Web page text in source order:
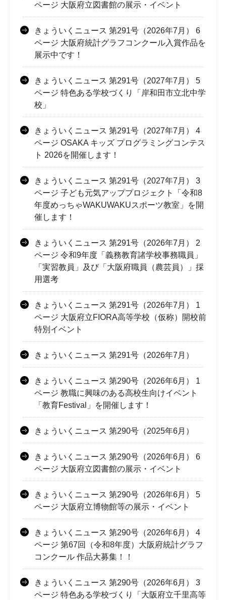
ページ 大阪府立図書館の展示・イベント
きょういくニュース 第291号（2026年7月） 6
ページ 大阪府統計グラフコンクール入賞作品を
展示中です！
きょういくニュース 第291号（2027年7月） 5
ページ 特色ある学校づくり「岸和田市立北中学
校」
きょういくニュース 第291号（2027年7月） 4
ページ OSAKA キッズ プログラミングコンテス
ト 2026を開催します！
きょういくニュース 第291号（2027年7月） 3
ページ 子ども元気アッププロジェクト「令和8
年度めっちゃWAKUWAKUスポーツ教室」を開
催します！
きょういくニュース 第291号（2026年7月） 2
ページ 令和9年度「義務教育諸学校事務職員」
「実習教員」及び「大阪府職員（農芸員）」採
用選考
きょういくニュース 第291号（2026年7月） 1
ページ 大阪府立FIORA高等学校（仮称）開校前
特別イベント
きょういくニュース 第291号（2026年7月）
きょういくニュース 第290号（2026年6月） 1
ページ 教職に興味のある高校生向けイベント
「教育Festival」を開催します！
きょういくニュース 第290号（2025年6月）
きょういくニュース 第290号（2026年6月） 6
ページ 大阪府立図書館の展示・イベント
きょういくニュース 第290号（2026年6月） 5
ページ 大阪府立博物館等の展示・イベント
きょういくニュース 第290号（2026年6月） 4
ページ 第67回（令和8年度）大阪府統計グラフ
コンクール 作品大募集！！
きょういくニュース 第290号（2026年6月） 3
ページ 特色ある学校づくり「大阪府立千里高等